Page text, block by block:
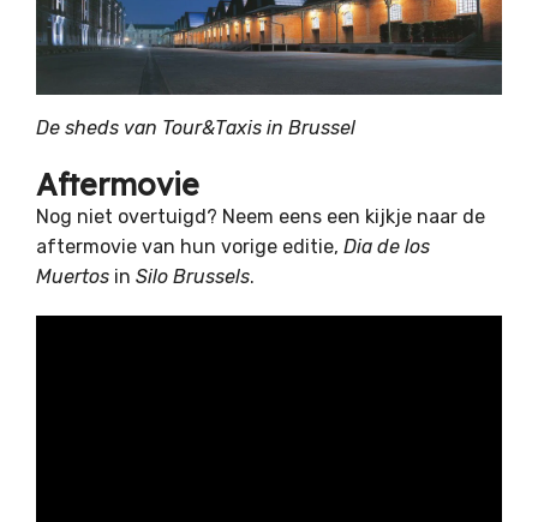
De sheds van Tour&Taxis in Brussel
Aftermovie
Nog niet overtuigd? Neem eens een kijkje naar de
aftermovie van hun vorige editie, Dia de los
Muertos in Silo Brussels.